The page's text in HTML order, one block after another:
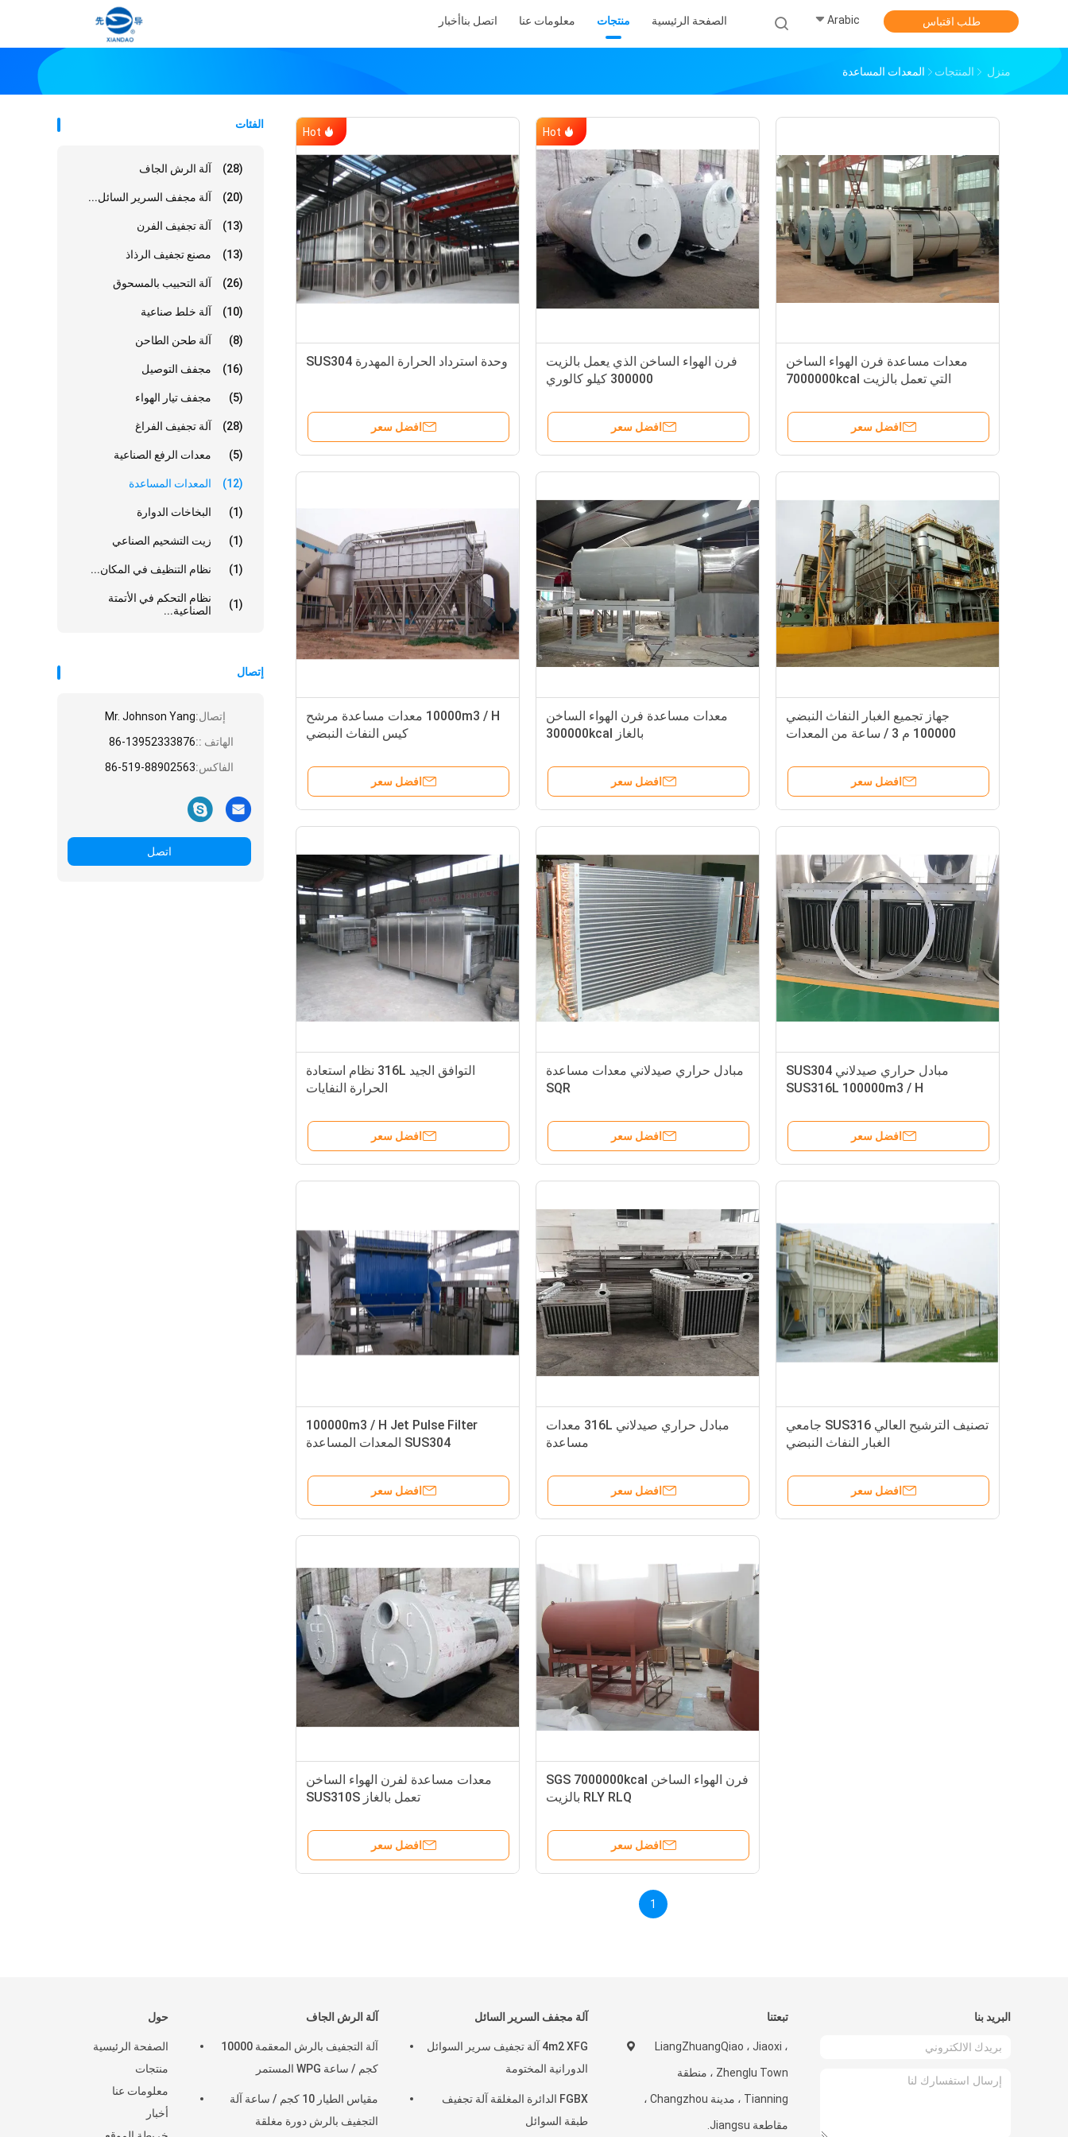
الصفحة الرئيسية منتجات معلومات عنا اتصل بناأخبار Arabic طلب اقتباس
منزل المنتجات المعدات المساعدة
الفئات
آلة الرش الجاف (28)
آلة مجفف السرير السائل... (20)
آلة تجفيف الفرن (13)
مصنع تجفيف الرذاذ (13)
آلة التحبيب بالمسحوق (26)
آلة خلط صناعية (10)
آلة طحن الطاحن (8)
مجفف التوصيل (16)
مجفف تيار الهواء (5)
آلة تجفيف الفراغ (28)
معدات الرفع الصناعية (5)
المعدات المساعدة (12)
البخاخات الدوارة (1)
زيت التشحيم الصناعي (1)
نظام التنظيف في المكان... (1)
نظام التحكم في الأتمتة
الصناعية...
(1)
إتصال
إتصال:Mr. Johnson Yang
الهاتف ::86-13952333876
الفاكس:86-519-88902563
اتصل
Hot
وحدة استرداد الحرارة المهدرة SUS304
افضل سعر
Hot
فرن الهواء الساخن الذي يعمل بالزيت
300000 كيلو كالوري
افضل سعر
معدات مساعدة فرن الهواء الساخن
التي تعمل بالزيت 7000000kcal
افضل سعر
10000m3 / H معدات مساعدة مرشح
كيس النفاث النبضي
افضل سعر
معدات مساعدة فرن الهواء الساخن
بالغاز 300000kcal
افضل سعر
جهاز تجميع الغبار النفاث النبضي
100000 م 3 / ساعة من المعدات
افضل سعر
التوافق الجيد 316L نظام استعادة
الحرارة النفايات
افضل سعر
مبادل حراري صيدلاني معدات مساعدة
SQR
افضل سعر
مبادل حراري صيدلاني SUS304
SUS316L 100000m3 / H
افضل سعر
100000m3 / H Jet Pulse Filter
SUS304 المعدات المساعدة
افضل سعر
مبادل حراري صيدلاني 316L معدات
مساعدة
افضل سعر
تصنيف الترشيح العالي SUS316 جامعي
الغبار النفاث النبضي
افضل سعر
معدات مساعدة لفرن الهواء الساخن
تعمل بالغاز SUS310S
افضل سعر
فرن الهواء الساخن SGS 7000000kcal
RLY RLQ بالزيت
افضل سعر
1
حول
الصفحة الرئيسية
منتجات
معلومات عنا
أخبار
آلة الرش الجاف
آلة التجفيف بالرش المعقمة 10000
كجم / ساعة WPG المستمر
مقياس الطيار 10 كجم / ساعة آلة
التجفيف بالرش دورة مغلقة
آلة مجفف السرير السائل
4m2 XFG آلة تجفيف سرير السوائل
الدورانية المختومة
FGBX الدائرة المغلقة آلة تجفيف
طبقة السوائل
تبعتنا
LiangZhuangQiao ، Jiaoxi ،
Zhenglu Town ، منطقة
Tianning ، مدينة Changzhou ،
مقاطعة Jiangsu.
البريد بنا